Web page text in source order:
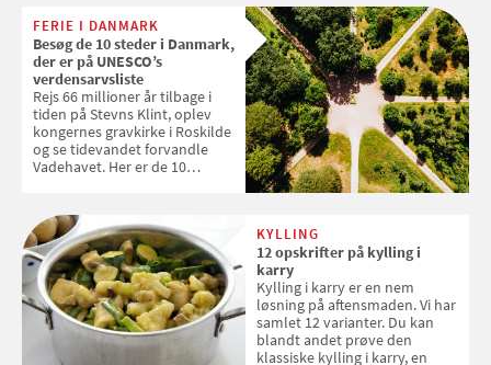
enkle råd til at spare penge på
tøjvasken
FERIE I DANMARK
Besøg de 10 steder i Danmark,
der er på UNESCO’s
verdensarvsliste
Rejs 66 millioner år tilbage i
tiden på Stevns Klint, oplev
kongernes gravkirke i Roskilde
og se tidevandet forvandle
Vadehavet. Her er de 10
KYLLING
12 opskrifter på kylling i
karry
Kylling i karry er en nem
løsning på aftensmaden. Vi har
samlet 12 varianter. Du kan
blandt andet prøve den
klassiske kylling i karry, en